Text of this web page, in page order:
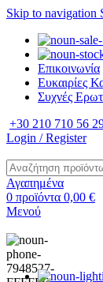
Skip to navigation
Επικοινωνία
Ευκαιρίες
Συχνές
+30 210 710 56
Login / Register
Αγαπημένα
0 προϊόντα 0,00 €
Μενού